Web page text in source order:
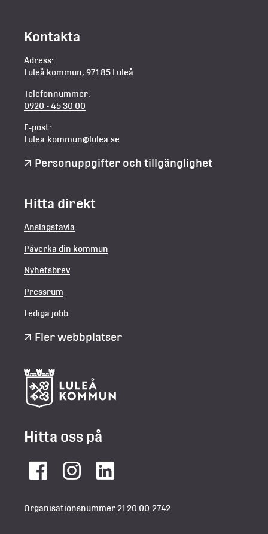
Kontakta
Adress:
Luleå kommun, 971 85 Luleå
Telefonnummer:
0920 - 45 30 00
E-post:
Lulea.kommun@lulea.se
Personuppgifter och tillgänglighet
Hitta direkt
Anslagstavla
Påverka din kommun
Nyhetsbrev
Pressrum
Lediga jobb
Fler webbplatser
Hitta oss på
FacebookInstagramLinkedIn
Organisationsnummer 21 20 00-2742